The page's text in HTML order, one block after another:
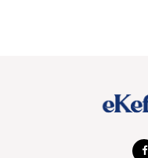
Στο Tassia Restaurant